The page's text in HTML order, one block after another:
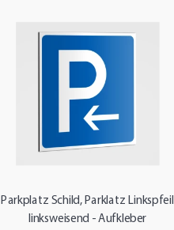
Parkplatz Schild, Parklatz Linkspfeil
linksweisend - Aufkleber